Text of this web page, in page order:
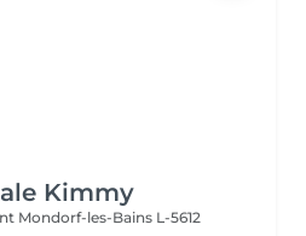
Kimmy
Mondorf-les-Bains L-5612